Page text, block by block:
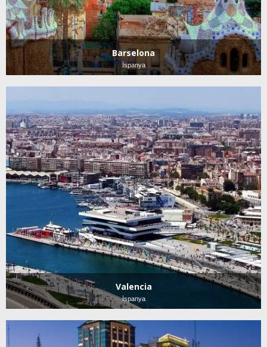
Barselona
İspanya
Valencia
İspanya